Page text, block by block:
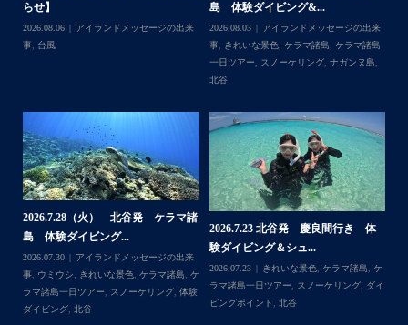
白とピンクのハダカハオコゼが可愛かったです
私にくっついてはくれなかったですが…
...
Follow on Instagram
らせ】
2026.08.06
アイランドメッセージの出来
事, 台風
島 体験ダイビング&...
2026.08.03
アイランドメッセージの出来
事, きれいな景色, ケラマ諸島, ケラマ諸島
一日ツアー, スノーケリング, ナガンヌ島,
北谷
2026.7.28（火） 北谷発 ケラマ諸
島 体験ダイビング...
2026.07.30
アイランドメッセージの出来
事, ウミウシ きれいな景色 ケラマ諸島
ケ
ラマ諸島一日ツアー
スノーケリング, 体験
ダイビング, 北谷
2026.7.23 北谷発 慶良間行き 体
験ダイビング＆シュ...
2026.07.23 きれいな景色 ケラマ諸島
ケ
ラマ諸島一日ツアー
スノーケリング,
ダイ
ビングポイント
北谷